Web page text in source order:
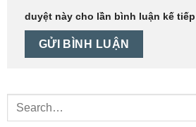
duyệt này cho lần bình luận kế